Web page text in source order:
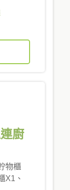
廚
物櫃
X1、